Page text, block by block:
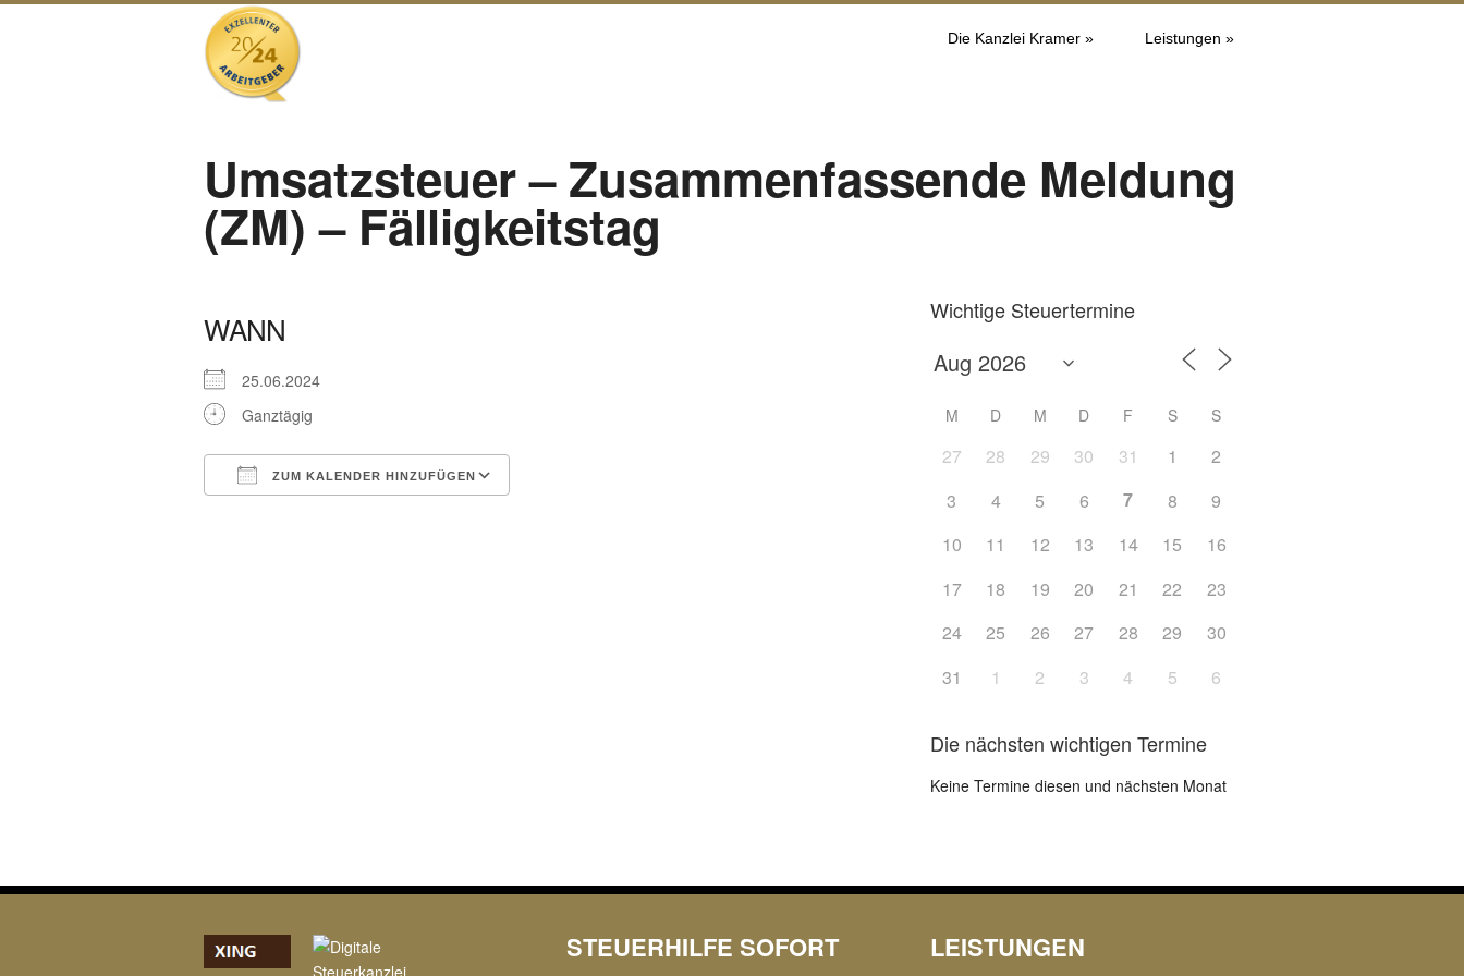
Die Kanzlei Kramer » Leistungen »
Umsatzsteuer – Zusammenfassende Meldung
(ZM) – Fälligkeitstag
WANN
25.06.2024
Ganztägig
ZUM KALENDER HINZUFÜGEN
Wichtige Steuertermine
M D M D F S S
27 28 29 30 31 1
2
3
4 5 6 7 8
9
10
11 12 13 14 15
16
17
18 19 20 21 22
23
24
25 26 27 28 29
30
31
1 2 3 4 5 6
Die nächsten wichtigen Termine
Keine Termine diesen und nächsten Monat
STEUERHILFE SOFORT LEISTUNGEN